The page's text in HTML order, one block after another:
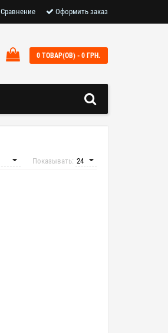
Сравнение Оформить заказ
0 ТОВАР(ОВ) - 0 ГРН.
Показывать: